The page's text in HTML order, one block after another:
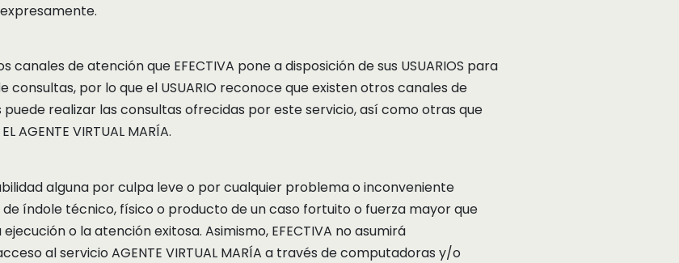
canales de atención que EFECTIVA pone a disposición de sus USUARIOS para
consultas, por lo que el USUARIO reconoce que existen otros canales de
realizar las consultas ofrecidas por este servicio, así como otras que
AGENTE VIRTUAL MARÍA.
alguna por culpa leve o por cualquier problema o inconveniente
índole técnico, físico o producto de un caso fortuito o fuerza mayor que
o la atención exitosa. Asimismo, EFECTIVA no asumirá
al servicio AGENTE VIRTUAL MARÍA a través de computadoras y/o